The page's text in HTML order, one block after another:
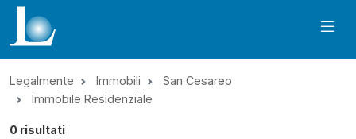
Legalmente Immobili
San Cesareo
Immobile Residenziale
0 risultati